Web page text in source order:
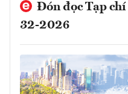
Đón đọc Tạp
32-2026